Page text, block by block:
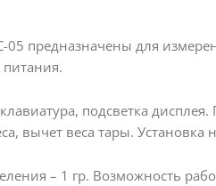
05 предназначены для
подсветка
вычет веса тары. Установка
– 1 гр. Возможность